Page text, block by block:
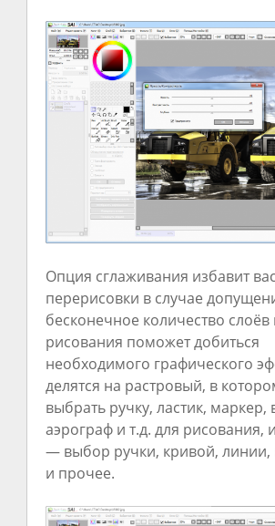
Опция сглаживания избавит
перерисовки в случае
бесконечное количество
рисования поможет добиться
необходимого графического
делятся на растровый, в
выбрать ручку, ластик, маркер,
аэрограф и т.д. для рисования,
— выбор ручки, кривой, линии,
и прочее.